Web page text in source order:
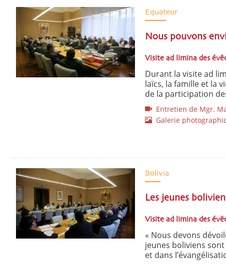
Equateur
Nous pouvons
Visite ad limina des
Durant la visite ad
laïcs, la famille et la
de la participation
Entretien de Mgr.
Galerie
Bolivia
Les jeunes
Visite ad limina des
« Nous devons
jeunes boliviens
et dans